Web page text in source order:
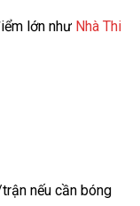
lớn như Nhà Thi
nếu cần bóng